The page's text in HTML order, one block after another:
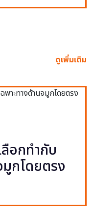
ดูเพิ่มเติม
อกทำกับ
มูกโดยตรง